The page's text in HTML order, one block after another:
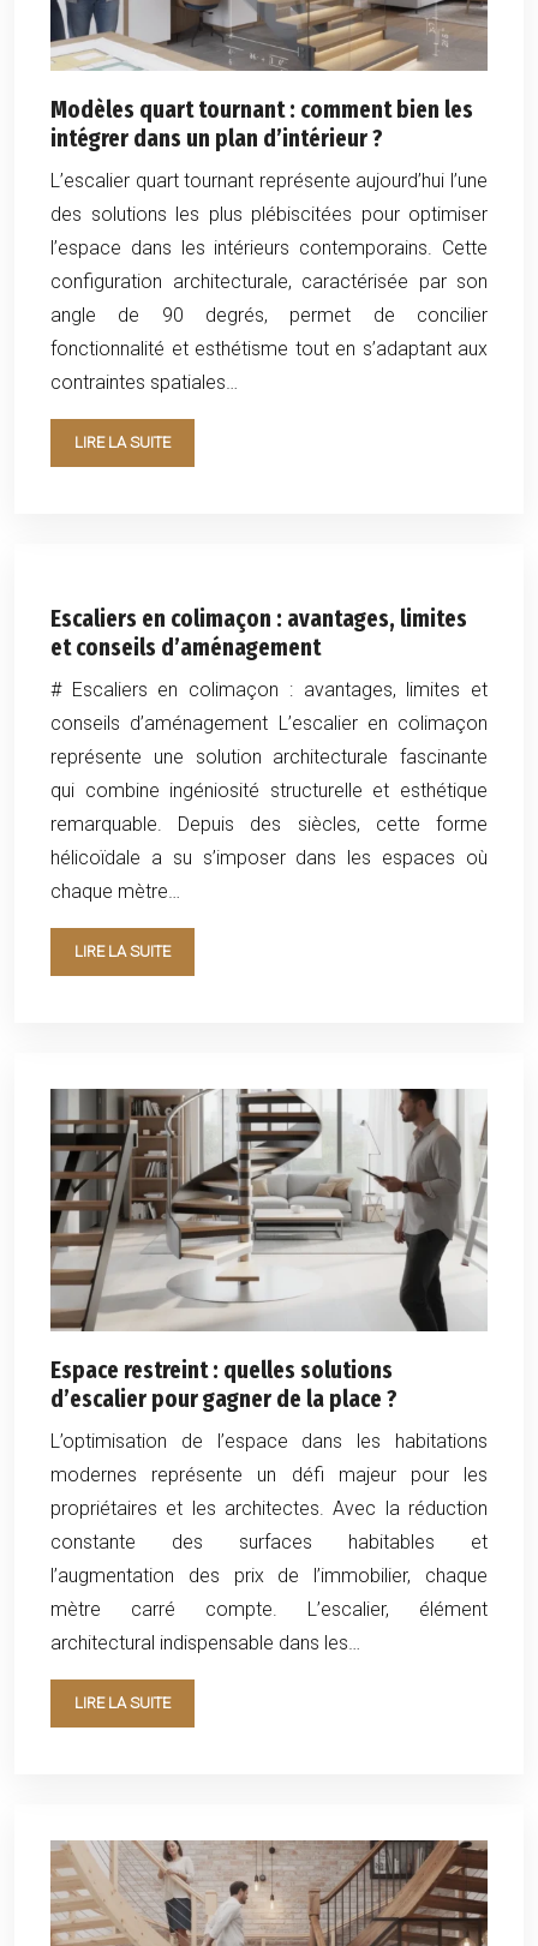
Modèles quart tournant : comment bien les
intégrer dans un plan d’intérieur ?
L’escalier quart tournant représente aujourd’hui l’une
des solutions les plus plébiscitées pour optimiser
l’espace dans les intérieurs contemporains. Cette
configuration architecturale, caractérisée par son
angle de 90 degrés, permet de concilier
fonctionnalité et esthétisme tout en s’adaptant aux
contraintes spatiales…
LIRE LA SUITE
Escaliers en colimaçon : avantages, limites
et conseils d’aménagement
# Escaliers en colimaçon : avantages, limites et
conseils d’aménagement L’escalier en colimaçon
représente une solution architecturale fascinante
qui combine ingéniosité structurelle et esthétique
remarquable. Depuis des siècles, cette forme
hélicoïdale a su s’imposer dans les espaces où
chaque mètre…
LIRE LA SUITE
Espace restreint : quelles solutions
d’escalier pour gagner de la place ?
L’optimisation de l’espace dans les habitations
modernes représente un défi majeur pour les
propriétaires et les architectes. Avec la réduction
constante des surfaces habitables et
l’augmentation des prix de l’immobilier, chaque
mètre carré compte. L’escalier, élément
architectural indispensable dans les…
LIRE LA SUITE